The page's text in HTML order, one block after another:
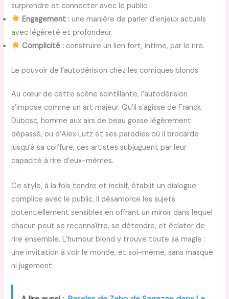
surprendre et connecter avec le public.
Engagement : une manière de parler d’enjeux actuels
avec légèreté et profondeur.
Complicité : construire un lien fort, intime, par le rire.
Le pouvoir de l’autodérision chez les comiques blonds
Au cœur de cette scène scintillante, l’autodérision
s’impose comme un art majeur. Qu’il s’agisse de Franck
Dubosc, homme aux airs de beau gosse légèrement
dépassé, ou d’Alex Lutz et ses parodies où il brocarde
jusqu’à sa coiffure, ces artistes subjuguent par leur
capacité à rire d’eux-mêmes.
Ce style, à la fois tendre et incisif, établit un dialogue
complice avec le public. Il désamorce les sujets
potentiellement sensibles en offrant un miroir dans lequel
chacun peut se reconnaître, se détendre, et éclater de
rire ensemble. L’humour blond y trouve toute sa magie :
une invitation à voir le monde, et soi-même, sans masque
ni jugement.